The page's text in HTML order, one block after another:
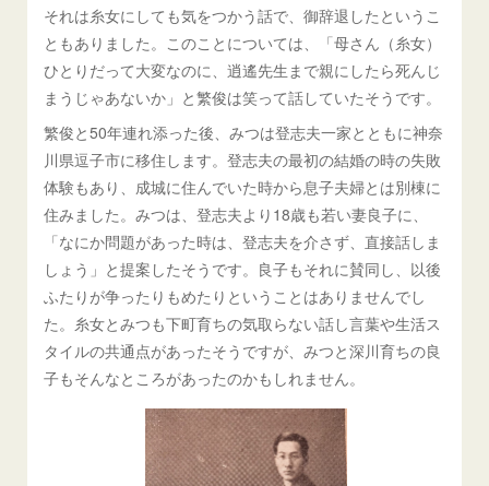
それは糸女にしても気をつかう話で、御辞退したというこ
ともありました。このことについては、「母さん（糸女）
ひとりだって大変なのに、逍遙先生まで親にしたら死んじ
まうじゃあないか」と繁俊は笑って話していたそうです。
繁俊と50年連れ添った後、みつは登志夫一家とともに神奈
川県逗子市に移住します。登志夫の最初の結婚の時の失敗
体験もあり、成城に住んでいた時から息子夫婦とは別棟に
住みました。みつは、登志夫より18歳も若い妻良子に、
「なにか問題があった時は、登志夫を介さず、直接話しま
しょう」と提案したそうです。良子もそれに賛同し、以後
ふたりが争ったりもめたりということはありませんでし
た。糸女とみつも下町育ちの気取らない話し言葉や生活ス
タイルの共通点があったそうですが、みつと深川育ちの良
子もそんなところがあったのかもしれません。